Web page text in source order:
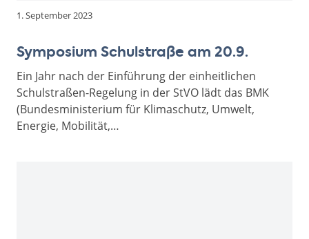
1. September 2023
Symposium Schulstraße am 20.9.
Ein Jahr nach der Einführung der einheitlichen
Schulstraßen-Regelung in der StVO lädt das BMK
(Bundesministerium für Klimaschutz, Umwelt,
Energie, Mobilität,…